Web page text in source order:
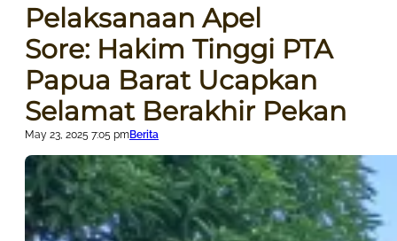
Pelaksanaan Apel
Sore: Hakim Tinggi PTA
Papua Barat Ucapkan
Selamat Berakhir Pekan
May 23, 2025 7:05 pmBerita